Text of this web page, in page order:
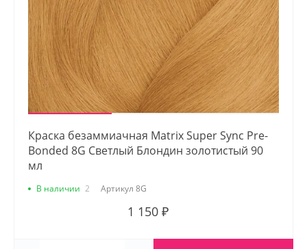
Краска безаммиачная Matrix Super Sync Pre-
Bonded 8G Светлый Блондин золотистый 90
мл
В наличии 2 Артикул 8G
1 150 ₽